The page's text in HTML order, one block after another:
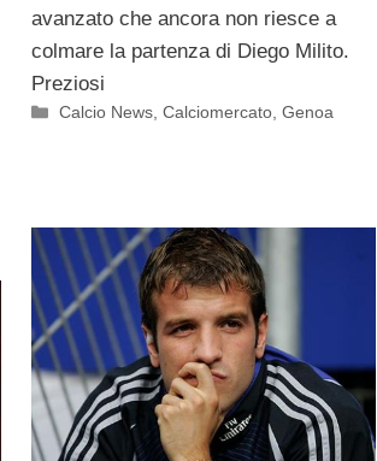
avanzato che ancora non riesce a
colmare la partenza di Diego Milito.
Preziosi
Categorie
Calcio News ,Calciomercato ,Genoa